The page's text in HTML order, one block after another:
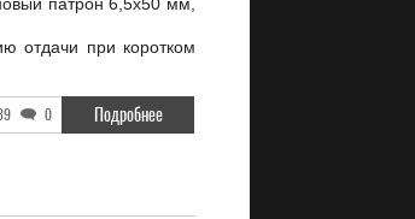
отдачи при коротком
0 Подробнее